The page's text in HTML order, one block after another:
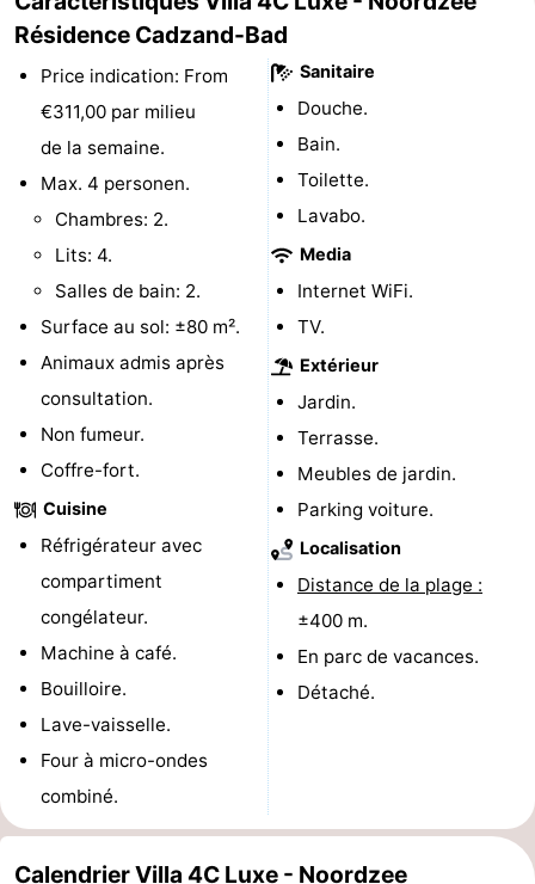
de
Aires
jeux
-
Bowling
Parcours
mini-
Centres
bien-
Nature
Sports
-
Faire
vélo
-
Équitation
-
de
Surfen
-
Sportive
Equitation
Glossopètre
des
Boire
Résidence Cadzand-Bad
Price indication: From
€311,00 par milieu
de la semaine.
Max. 4 personen.
Chambres: 2.
Lits: 4.
Salles de bain: 2.
Surface au sol: ±80 m².
Animaux admis après
consultation.
Non fumeur.
Coffre-fort.
Cuisine
Réfrigérateur avec
compartiment
congélateur.
Machine à café.
Bouilloire.
Lave-vaisselle.
Four à micro-ondes
combiné.
Sanitaire
Douche.
Bain.
Toilette.
Lavabo.
Media
Internet WiFi.
TV.
Extérieur
Jardin.
Terrasse.
Meubles de jardin.
Parking voiture.
Localisation
Distance de la plage :
±400 m.
En parc de vacances.
Détaché.
Calendrier Villa 4C Luxe - Noordzee